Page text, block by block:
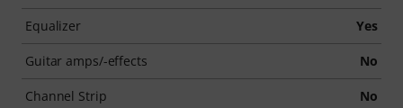
Equalizer Yes
Guitar amps/-effects No
Channel Strip No